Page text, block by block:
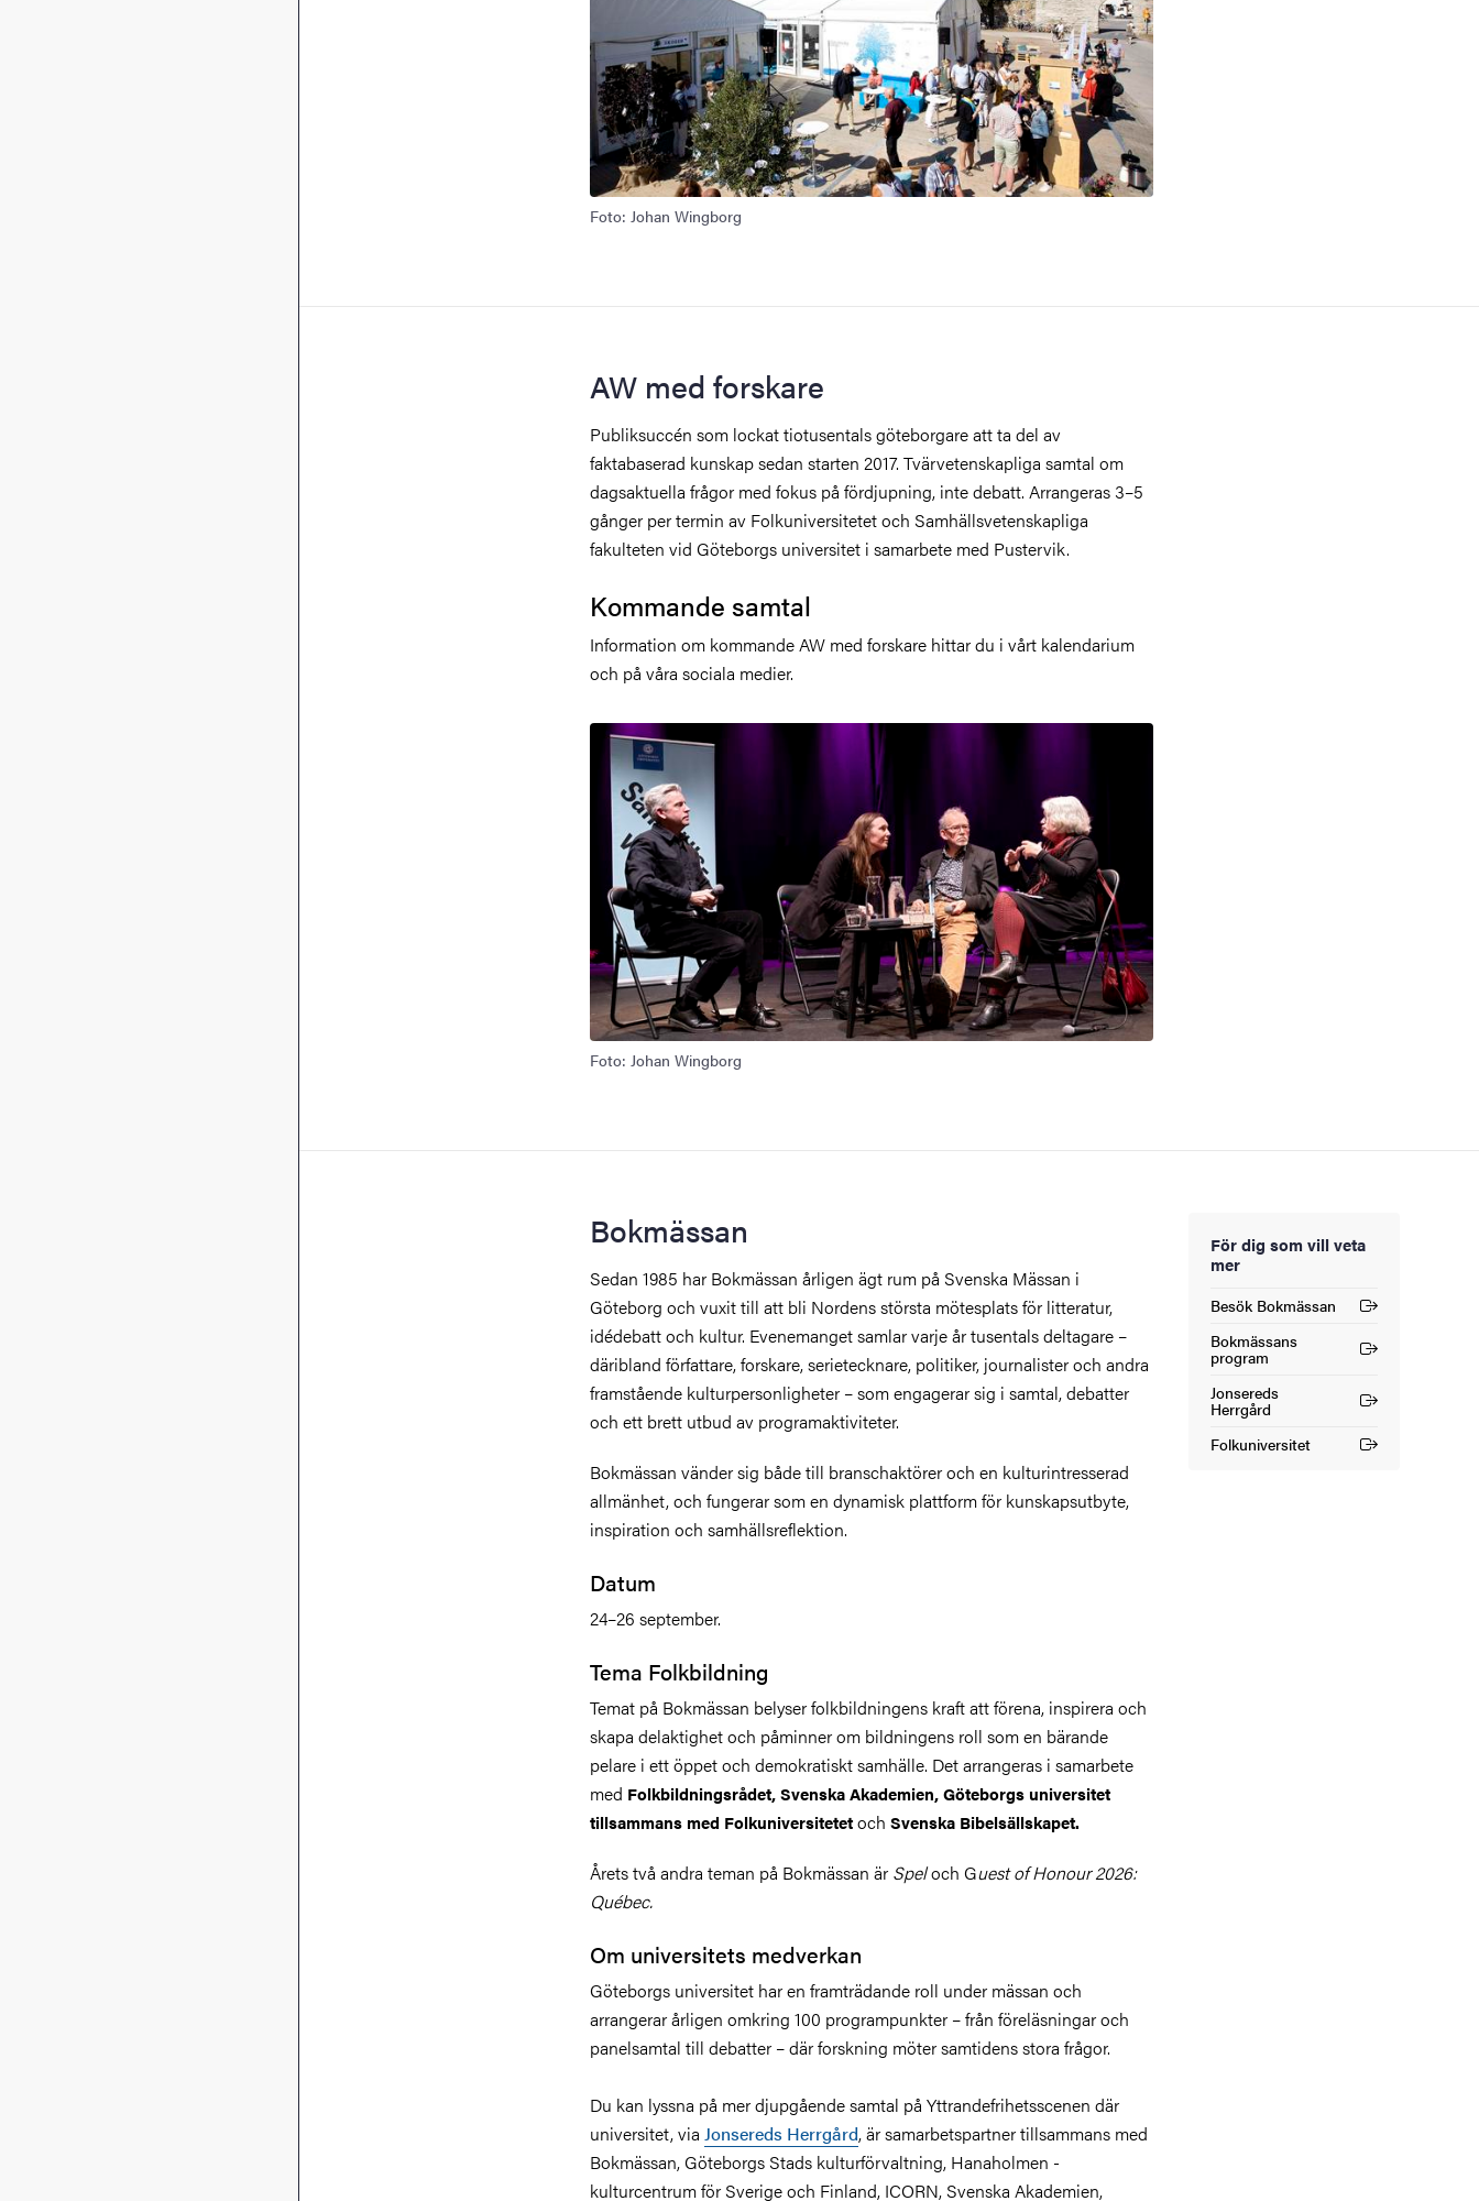
Foto: Johan Wingborg
AW med forskare
Publiksuccén som lockat tiotusentals göteborgare att ta del av
faktabaserad kunskap sedan starten 2017. Tvärvetenskapliga samtal om
dagsaktuella frågor med fokus på fördjupning, inte debatt. Arrangeras 3–5
gånger per termin av Folkuniversitetet och Samhällsvetenskapliga
fakulteten vid Göteborgs universitet i samarbete med Pustervik.
Kommande samtal
Information om kommande AW med forskare hittar du i vårt kalendarium
och på våra sociala medier.
Bild
Foto: Johan Wingborg
Bokmässan
Sedan 1985 har Bokmässan årligen ägt rum på Svenska Mässan i
Göteborg och vuxit till att bli Nordens största mötesplats för litteratur,
idédebatt och kultur. Evenemanget samlar varje år tusentals deltagare –
däribland författare, forskare, serietecknare, politiker, journalister och andra
framstående kulturpersonligheter – som engagerar sig i samtal, debatter
och ett brett utbud av programaktiviteter.
Bokmässan vänder sig både till branschaktörer och en kulturintresserad
allmänhet, och fungerar som en dynamisk plattform för kunskapsutbyte,
inspiration och samhällsreflektion.
Datum
24–26 september.
Tema Folkbildning
Temat på Bokmässan belyser folkbildningens kraft att förena, inspirera och
skapa delaktighet och påminner om bildningens roll som en bärande
pelare i ett öppet och demokratiskt samhälle. Det arrangeras i samarbete
med Folkbildningsrådet, Svenska Akademien, Göteborgs universitet
tillsammans med Folkuniversitetetoch Svenska Bibelsällskapet.
Årets två andra teman på Bokmässan är Speloch Guest of Honour 2026:
Québec.
Om universitets medverkan
Göteborgs universitet har en framträdande roll under mässan och
arrangerar årligen omkring 100 programpunkter – från föreläsningar och
panelsamtal till debatter – där forskning möter samtidens stora frågor.
Du kan lyssna på mer djupgående samtal på Yttrandefrihetsscenen där
universitet, via Jonsereds Herrgård, är samarbetspartner tillsammans med
Bokmässan, Göteborgs Stads kulturförvaltning, Hanaholmen -
kulturcentrum för Sverige och Finland, ICORN, Svenska Akademien,
För dig som vill veta
mer
Besök Bokmässan
(Extern länk)
Bokmässans
program
(Extern länk)
Jonsereds
Herrgård
(Extern länk)
Folkuniversitet
(Extern länk)